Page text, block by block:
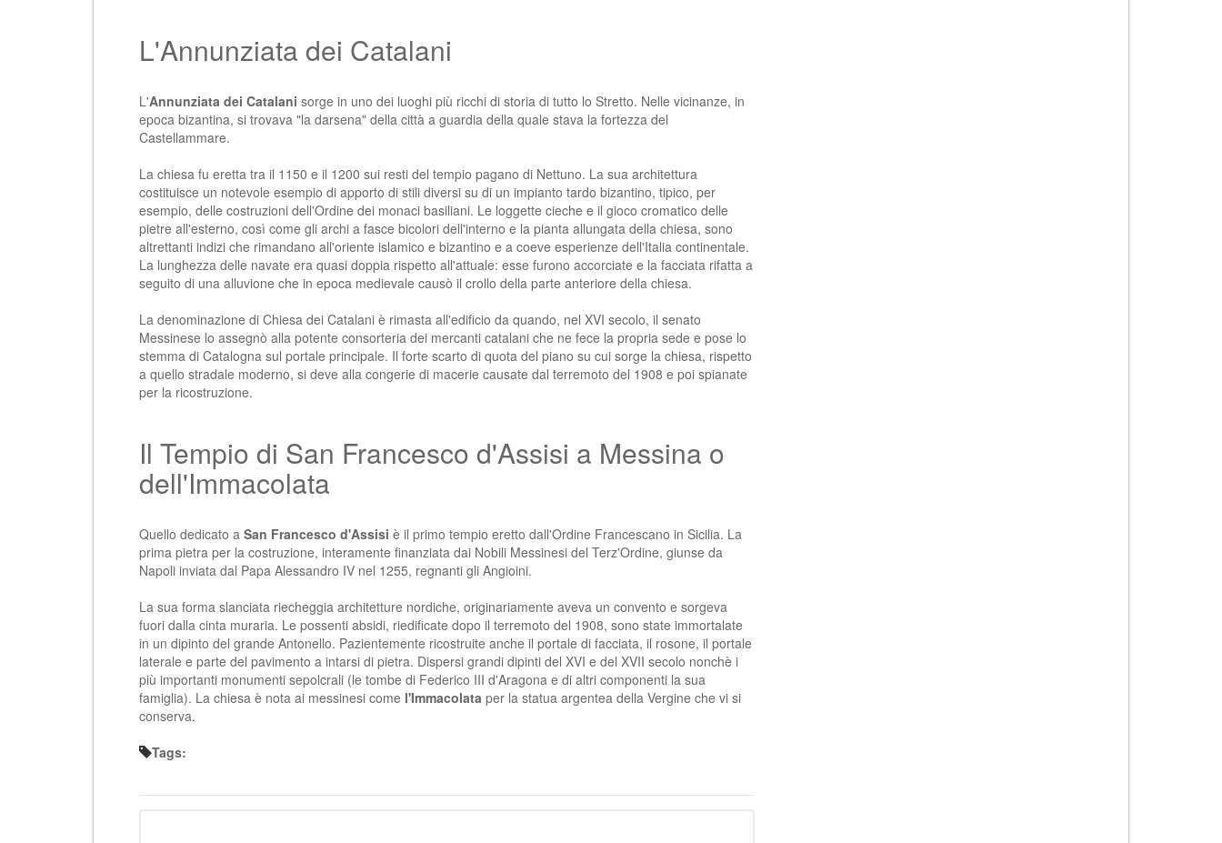
L'Annunziata dei Catalani
L'Annunziata dei Catalani sorge in uno dei luoghi più ricchi di storia di tutto lo Stretto. Nelle vicinanze, in
epoca bizantina, si trovava "la darsena" della città a guardia della quale stava la fortezza del
Castellammare.
La chiesa fu eretta tra il 1150 e il 1200 sui resti del tempio pagano di Nettuno. La sua architettura
costituisce un notevole esempio di apporto di stili diversi su di un impianto tardo bizantino, tipico, per
esempio, delle costruzioni dell'Ordine dei monaci basiliani. Le loggette cieche e il gioco cromatico delle
pietre all'esterno, così come gli archi a fasce bicolori dell'interno e la pianta allungata della chiesa, sono
altrettanti indizi che rimandano all'oriente islamico e bizantino e a coeve esperienze dell'Italia continentale.
La lunghezza delle navate era quasi doppia rispetto all'attuale: esse furono accorciate e la facciata rifatta a
seguito di una alluvione che in epoca medievale causò il crollo della parte anteriore della chiesa.
La denominazione di Chiesa dei Catalani è rimasta all'edificio da quando, nel XVI secolo, il senato
Messinese lo assegnò alla potente consorteria dei mercanti catalani che ne fece la propria sede e pose lo
stemma di Catalogna sul portale principale. Il forte scarto di quota del piano su cui sorge la chiesa, rispetto
a quello stradale moderno, si deve alla congerie di macerie causate dal terremoto del 1908 e poi spianate
per la ricostruzione.
Il Tempio di San Francesco d'Assisi a Messina o
dell'Immacolata
Quello dedicato a San Francesco d'Assisi è il primo tempio eretto dall'Ordine Francescano in Sicilia. La
prima pietra per la costruzione, interamente finanziata dai Nobili Messinesi del Terz'Ordine, giunse da
Napoli inviata dal Papa Alessandro IV nel 1255, regnanti gli Angioini.
La sua forma slanciata riecheggia architetture nordiche, originariamente aveva un convento e sorgeva
fuori dalla cinta muraria. Le possenti absidi, riedificate dopo il terremoto del 1908, sono state immortalate
in un dipinto del grande Antonello. Pazientemente ricostruite anche il portale di facciata, il rosone, il portale
laterale e parte del pavimento a intarsi di pietra. Dispersi grandi dipinti del XVI e del XVII secolo nonchè i
più importanti monumenti sepolcrali (le tombe di Federico III d'Aragona e di altri componenti la sua
famiglia). La chiesa è nota ai messinesi come l'Immacolata per la statua argentea della Vergine che vi si
conserva.
Tags: